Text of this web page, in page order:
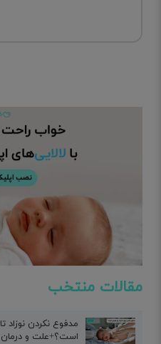
مقالات منتخب
مدفوع نکردن نوزاد
است؟+علت و درمان